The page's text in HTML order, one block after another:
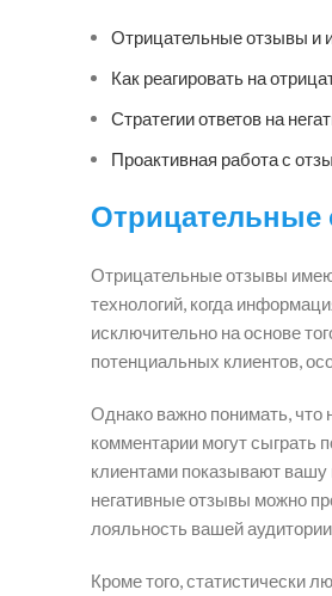
Отрицательные отзывы и
Как реагировать на
Стратегии ответов на
Проактивная работа с
Отрицательные
Отрицательные отзывы
технологий, когда
исключительно на основе
потенциальных клиентов,
Однако важно понимать, что
комментарии могут сыграть
клиентами показывают вашу
негативные отзывы можно
лояльность вашей аудитории.
Кроме того, статистически